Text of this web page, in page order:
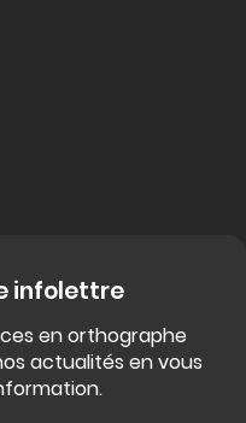
infolettre
en orthographe
actualités en vous